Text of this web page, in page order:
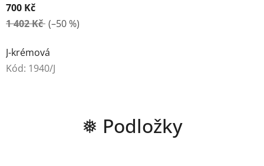
700 Kč
1 402 Kč (–50 %)
J-krémová
Kód: 1940/J
❅ Podložky